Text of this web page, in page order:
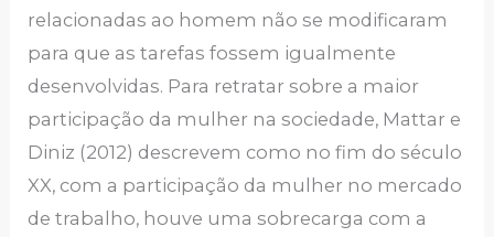
relacionadas ao homem não se modificaram
para que as tarefas fossem igualmente
desenvolvidas. Para retratar sobre a maior
participação da mulher na sociedade, Mattar e
Diniz (2012) descrevem como no fim do século
XX, com a participação da mulher no mercado
de trabalho, houve uma sobrecarga com a